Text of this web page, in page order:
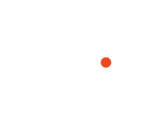
you the best experience
this website, you accept
the website is used and
more or to find out how
our